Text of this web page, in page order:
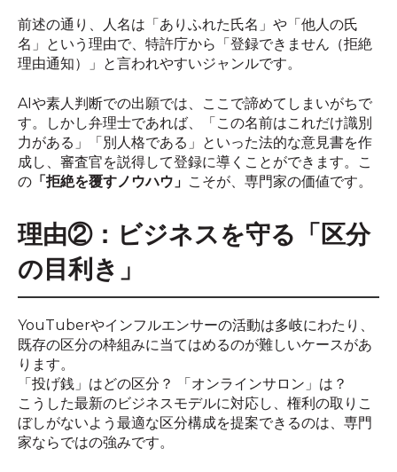
前述の通り、人名は「ありふれた氏名」や「他人の氏
名」という理由で、特許庁から「登録できません（拒絶
理由通知）」と言われやすいジャンルです。
AIや素人判断での出願では、ここで諦めてしまいがちで
す。しかし弁理士であれば、「この名前はこれだけ識別
力がある」「別人格である」といった法的な意見書を作
成し、審査官を説得して登録に導くことができます。こ
の 「拒絶を覆すノウハウ」 こそが、専門家の価値です。
理由②：ビジネスを守る「区分
の目利き」
YouTuberやインフルエンサーの活動は多岐にわたり、
既存の区分の枠組みに当てはめるのが難しいケースがあ
ります。
「投げ銭」はどの区分？ 「オンラインサロン」は？
こうした最新のビジネスモデルに対応し、権利の取りこ
ぼしがないよう最適な区分構成を提案できるのは、専門
家ならではの強みです。